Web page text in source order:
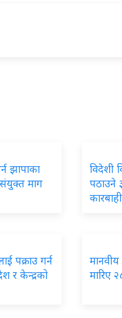
झापाका
माग
विदेशी
पठाउने
पक्राउ गर्न
र केन्द्रको
मानवीय
मारिए